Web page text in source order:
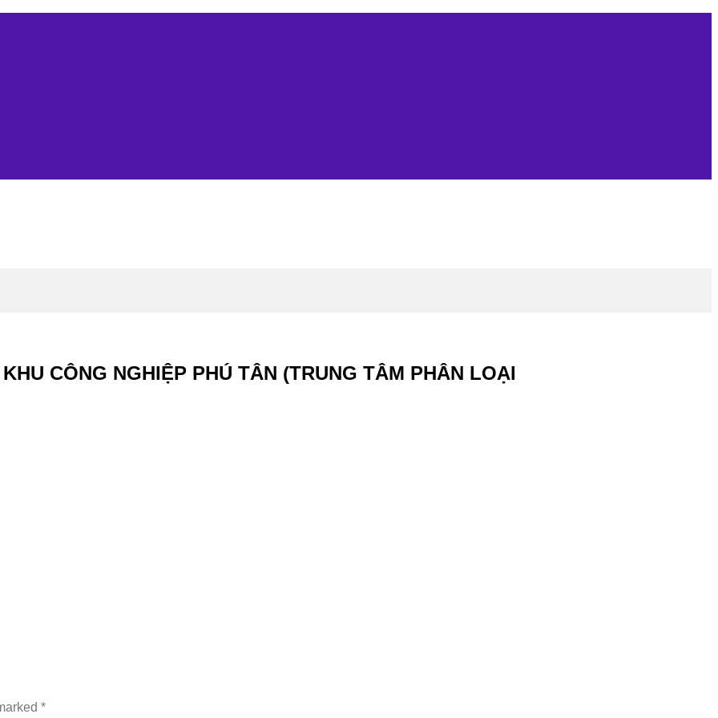
CÔNG NGHIỆP PHÚ TÂN (TRUNG TÂM PHÂN LOẠI
*